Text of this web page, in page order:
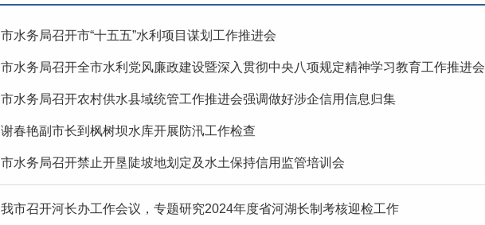
市水务局召开市“十五五”水利项目谋划工作推进会
市水务局召开全市水利党风廉政建设暨深入贯彻中央八项规定精神学习教育工作推进会
市水务局召开农村供水县域统管工作推进会强调做好涉企信用信息归集
谢春艳副市长到枫树坝水库开展防汛工作检查
市水务局召开禁止开垦陡坡地划定及水土保持信用监管培训会
我市召开河长办工作会议，专题研究2024年度省河湖长制考核迎检工作